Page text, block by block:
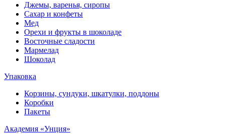
Джемы, варенья, сиропы
Сахар и конфеты
Мед
Орехи и фрукты в шоколаде
Восточные сладости
Мармелад
Шоколад
Упаковка
Корзины, сундуки, шкатулки, поддоны
Коробки
Пакеты
Академия «Унция»